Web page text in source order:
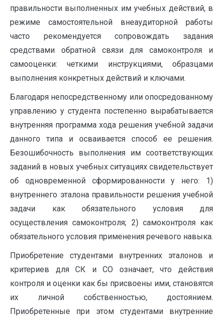
правильности выполненных им учебных действий, в
режиме самостоятельной внеаудиторной работы
часто рекомендуется сопровождать задания
средствами обратной связи для самоконтроля и
самооценки: четкими инструкциями, образцами
выполнения конкретных действий и ключами.
Благодаря непосредственному или опосредованному
управлению у студента постепенно вырабатывается
внутренняя программа хода решения учебной задачи
данного типа и осваивается способ ее решения.
Безошибочность выполнения им соответствующих
заданий в новых учебных ситуациях свидетельствует
об одновременной сформированности у него: 1)
внутреннего эталона правильности решения учебной
задачи как обязательного условия для
осуществления самоконтроля; 2) самоконтроля как
обязательного условия применения речевого навыка.
Приобретение студентами внутренних эталонов и
критериев для СК и СО означает, что действия
контроля и оценки как бы присвоены ими, становятся
их личной собственностью, достоянием.
Приобретенные при этом студентами внутренние